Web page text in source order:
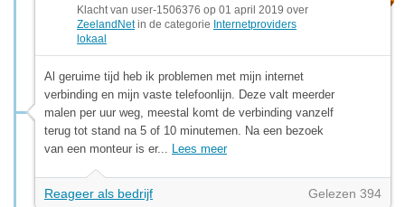
Klacht van user-1506376 op 01 april 2019 over
ZeelandNetin de categorie Internetproviders
lokaal
Al geruime tijd heb ik problemen met mijn internet
verbinding en mijn vaste telefoonlijn. Deze valt meerder
malen per uur weg, meestal komt de verbinding vanzelf
terug tot stand na 5 of 10 minutemen. Na een bezoek
van een monteur is er... Lees meer
Reageer als bedrijf Gelezen 394